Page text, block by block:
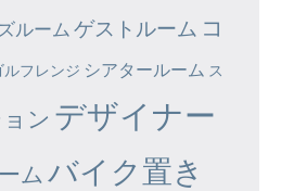
ルーム ゲストルーム コ
ルフレンジ シアタールーム ス
ン デザイナー
ム バイク置き